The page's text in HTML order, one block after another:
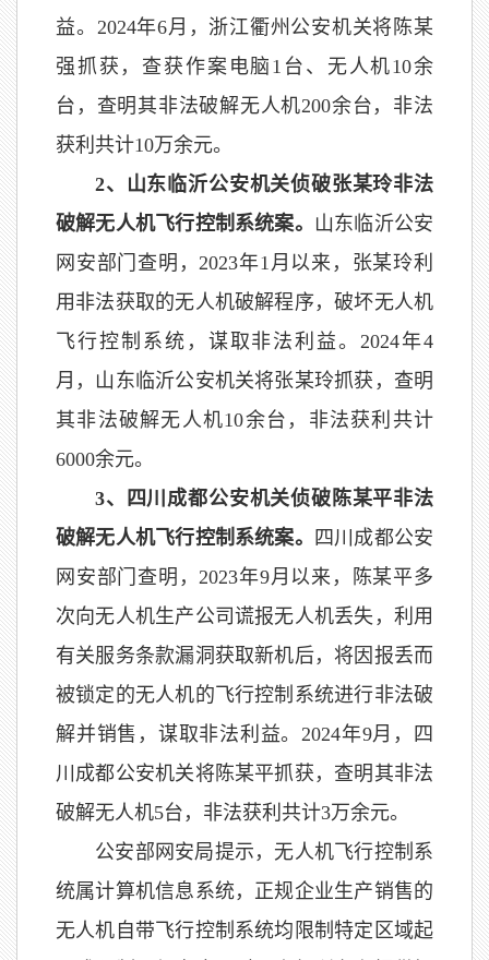
益。2024年6月，浙江衢州公安机关将陈某
强抓获，查获作案电脑1台、无人机10余
台，查明其非法破解无人机200余台，非法
获利共计10万余元。
2、山东临沂公安机关侦破张某玲非法
破解无人机飞行控制系统案。
山东临沂公安
网安部门查明，2023年1月以来，张某玲利
用非法获取的无人机破解程序，破坏无人机
飞行控制系统，谋取非法利益。2024年4
月，山东临沂公安机关将张某玲抓获，查明
其非法破解无人机10余台，非法获利共计
6000余元。
3、四川成都公安机关侦破陈某平非法
破解无人机飞行控制系统案。
四川成都公安
网安部门查明，2023年9月以来，陈某平多
次向无人机生产公司谎报无人机丢失，利用
有关服务条款漏洞获取新机后，将因报丢而
被锁定的无人机的飞行控制系统进行非法破
解并销售，谋取非法利益。2024年9月，四
川成都公安机关将陈某平抓获，查明其非法
破解无人机5台，非法获利共计3万余元。
公安部网安局提示，无人机飞行控制系
统属计算机信息系统，正规企业生产销售的
无人机自带飞行控制系统均限制特定区域起